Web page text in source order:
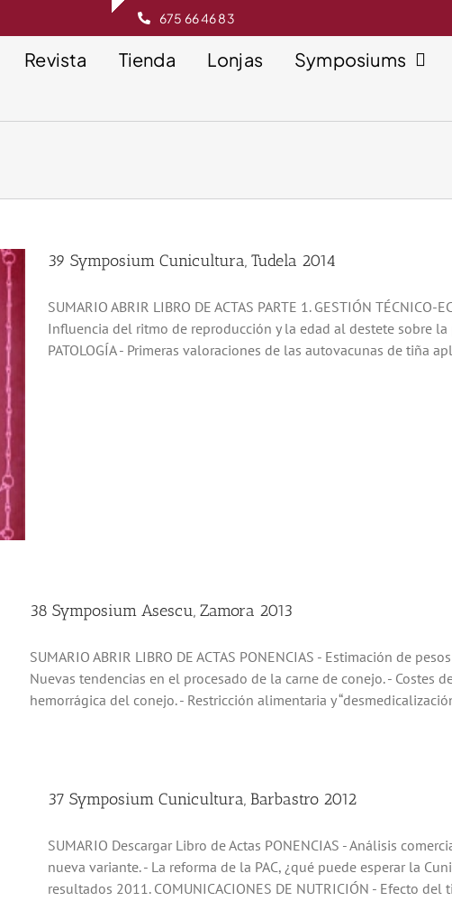
675 66 46 83
Revista Tienda Lonjas Symposiums
39 Symposium Cunicultura, Tudela 2014
SUMARIO ABRIR LIBRO DE ACTAS PARTE 1. GESTIÓN
Influencia del ritmo de reproducción y la edad al destete sobre
PATOLOGÍA - Primeras valoraciones de las autovacunas de tiña
38 Symposium Asescu, Zamora 2013
SUMARIO ABRIR LIBRO DE ACTAS PONENCIAS - Estimación de
Nuevas tendencias en el procesado de la carne de conejo. -
hemorrágica del conejo. - Restricción alimentaria y
37 Symposium Cunicultura, Barbastro 2012
SUMARIO Descargar Libro de Actas PONENCIAS - Análisis
nueva variante. - La reforma de la PAC, ¿qué puede esperar la
resultados 2011. COMUNICACIONES DE NUTRICIÓN - Efecto